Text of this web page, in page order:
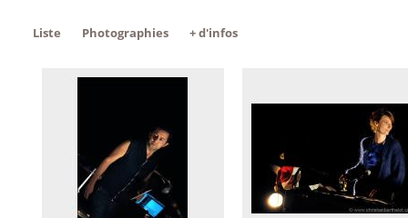
Liste Photographies + d'infos